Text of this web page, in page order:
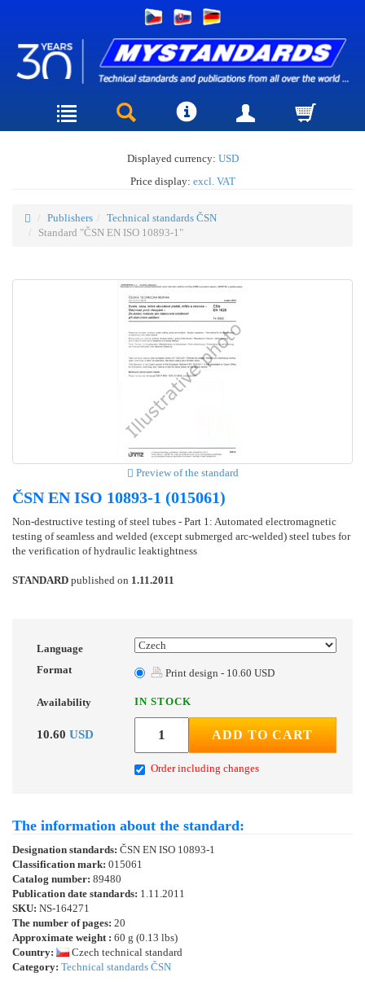
Displayed currency: USD
Price display: excl. VAT
Publishers
Technical standards ČSN
Standard "ČSN EN ISO 10893-1"
Preview of the standard
ČSN EN ISO 10893-1 (015061)
Non-destructive testing of steel tubes - Part 1: Automated electromagnetic
testing of seamless and welded (except submerged arc-welded) steel tubes for
the verification of hydraulic leaktightness
STANDARD published on 1.11.2011
Language
Format
Print design - 10.60 USD
Availability IN STOCK
10.60 USD ADD TO CART
Order including changes
The information about the standard:
Designation standards: ČSN EN ISO 10893-1
Classification mark: 015061
Catalog number: 89480
Publication date standards: 1.11.2011
SKU: NS-164271
The number of pages: 20
Approximate weight : 60 g (0.13 lbs)
Country:
Czech technical standard
Category: Technical standards ČSN